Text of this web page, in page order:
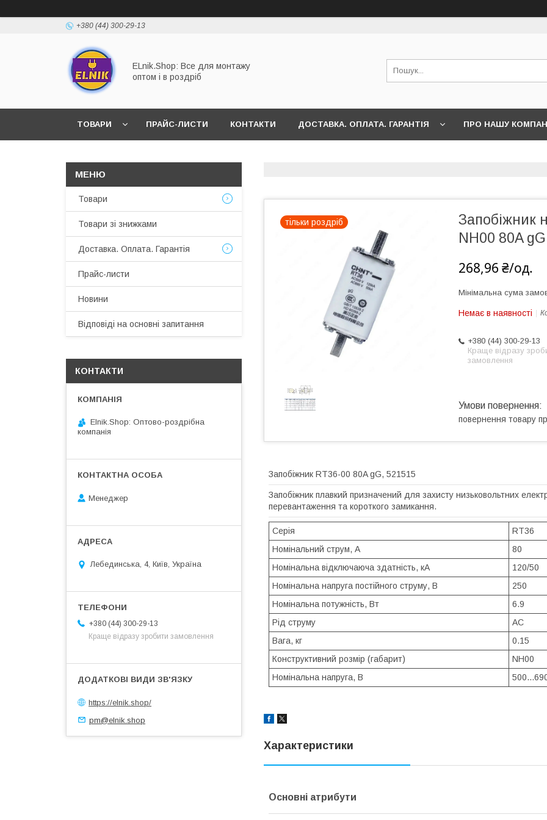
+380 (44) 300-29-13
ELnik.Shop: Все для монтажу
оптом і в роздріб
ТОВАРИ ПРАЙС-ЛИСТИ КОНТАКТИ ДОСТАВКА. ОПЛАТА. ГАРАНТІЯ ПРО НАШУ
тільки роздріб
Запобіжник
NH00 80A
268,96 ₴/од.
Мінімальна сума
Немає в наявності
+380 (44) 300-29-13
Краще відразу
замовлення
повернення товару
Запобіжник RT36-00 80A gG, 521515
Запобіжник плавкий призначений для захисту низьковольтних
перевантаження та короткого замикання.
Серія
RT36
Номінальний струм, А
80
Номінальна відключаюча здатність, кА
120/50
Номінальна напруга постійного струму, В
250
Номінальна потужність, Вт
6.9
Рід струму
AC
Вага, кг
0.15
Конструктивний розмір (габарит)
NH00
Номінальна напруга, В
Характеристики
Основні атрибути
Товари
Товари зі знижками
Доставка. Оплата. Гарантія
Прайс-листи
Новини
Відповіді на основні запитання
КОНТАКТИ
Elnik.Shop: Оптово-роздрібна
компанія
Менеджер
Лебединська, 4, Київ, Україна
+380 (44) 300-29-13
Краще відразу зробити замовлення
https://elnik.shop/
pm@elnik.shop